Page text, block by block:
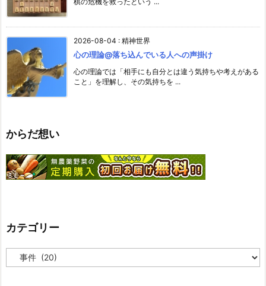
2026-08-04 : 精神世界
心の理論@落ち込んでいる人への声掛け
心の理論では「相手にも自分とは違う気持ちや考えがある
こと」を理解し、その気持ちを ...
からだ想い
カテゴリー